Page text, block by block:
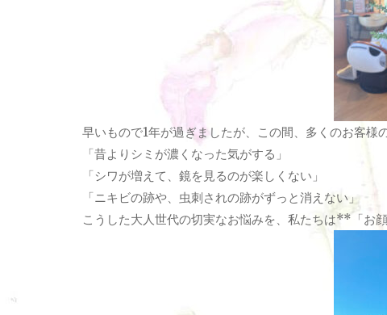
早いもので1年が過ぎましたが、この間、多くのお客様
「昔よりシミが濃くなった気がする」
「シワが増えて、鏡を見るのが楽しくない」
「ニキビの跡や、虫刺されの跡がずっと消えない」
こうした大人世代の切実なお悩みを、私たちは**「お